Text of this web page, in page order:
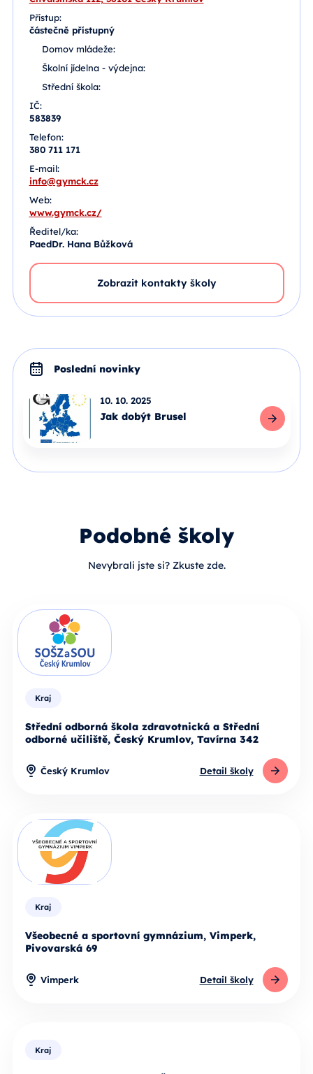
Přístup:
částečně přístupný
Domov mládeže:
Školní jídelna - výdejna:
Střední škola:
IČ:
583839
Telefon:
380 711 171
E-mail:
info@gymck.cz
Web:
www.gymck.cz/
Ředitel/ka:
PaedDr. Hana Bůžková
Zobrazit kontakty školy
Poslední novinky
10. 10. 2025
Jak dobýt Brusel
Celý článek
Podobné školy
Nevybrali jste si? Zkuste zde.
Kraj
Střední odborná škola zdravotnická a Střední
odborné učiliště, Český Krumlov, Tavírna 342
Český Krumlov Detail školy
Kraj
Všeobecné a sportovní gymnázium, Vimperk,
Pivovarská 69
Vimperk Detail školy
Kraj